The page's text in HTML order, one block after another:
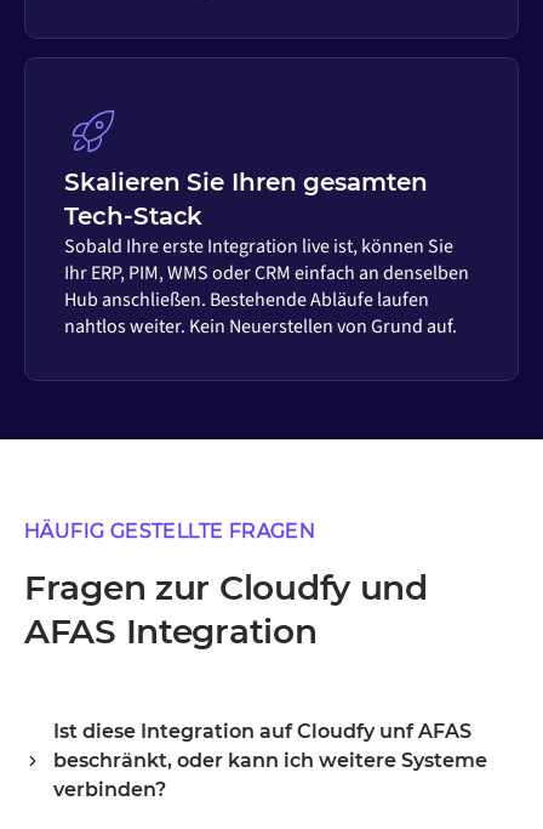
Skalieren Sie Ihren gesamten
Tech-Stack
Sobald Ihre erste Integration live ist, können Sie
Ihr ERP, PIM, WMS oder CRM einfach an denselben
Hub anschließen. Bestehende Abläufe laufen
nahtlos weiter. Kein Neuerstellen von Grund auf.
HÄUFIG GESTELLTE FRAGEN
Fragen zur Cloudfy und
AFAS Integration
Ist diese Integration auf Cloudfy unf AFAS
beschränkt, oder kann ich weitere Systeme
verbinden?